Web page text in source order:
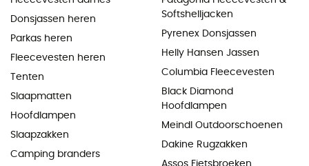
Donsjassen heren
Parkas heren
Fleecevesten heren
Tenten
Slaapmatten
Hoofdlampen
Slaapzakken
Camping branders
Softshelljacken
Pyrenex Donsjassen
Helly Hansen Jassen
Columbia Fleecevesten
Black Diamond
Hoofdlampen
Meindl Outdoorschoenen
Dakine Rugzakken
Assos Fietsbroeken